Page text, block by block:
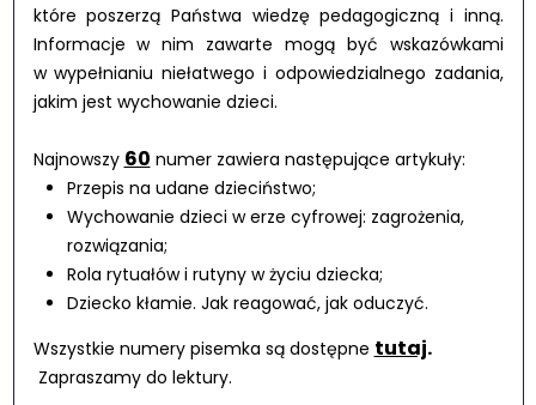
które poszerzą Państwa wiedzę pedagogiczną i inną.
Informacje w nim zawarte mogą być wskazówkami
w wypełnianiu niełatwego i odpowiedzialnego zadania,
jakim jest wychowanie dzieci.
Najnowszy 60 numer zawiera następujące artykuły:
Przepis na udane dzieciństwo;
Wychowanie dzieci w erze cyfrowej: zagrożenia,
rozwiązania;
Rola rytuałów i rutyny w życiu dziecka;
Dziecko kłamie. Jak reagować, jak oduczyć.
Wszystkie numery pisemka są dostępne tutaj.
Zapraszamy do lektury.